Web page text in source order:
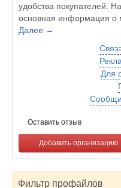
удобства покупателей.
основная информация о
Далее →
Для
Оставить отзыв
Добавить организацию
Фильтр профайлов